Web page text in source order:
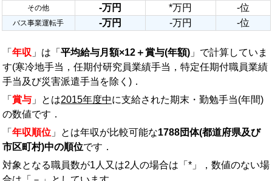
その他 -万円 *万円 -位
バス事業運転手 -万円 -万円 -位
「 年収 」は「 平均給与月額×12＋賞与(年額) 」で計算していま
す(寒冷地手当，任期付研究員業績手当，特定任期付職員業績
手当及び災害派遣手当を除く)．
「 賞与 」とは2015年度中に支給された期末・勤勉手当(年間)
の数値です．
「 年収順位 」とは年収が比較可能な1788団体(都道府県及び
市区町村)中の順位です．
対象となる職員数が1人又は2人の場合は「*」，数値のない場